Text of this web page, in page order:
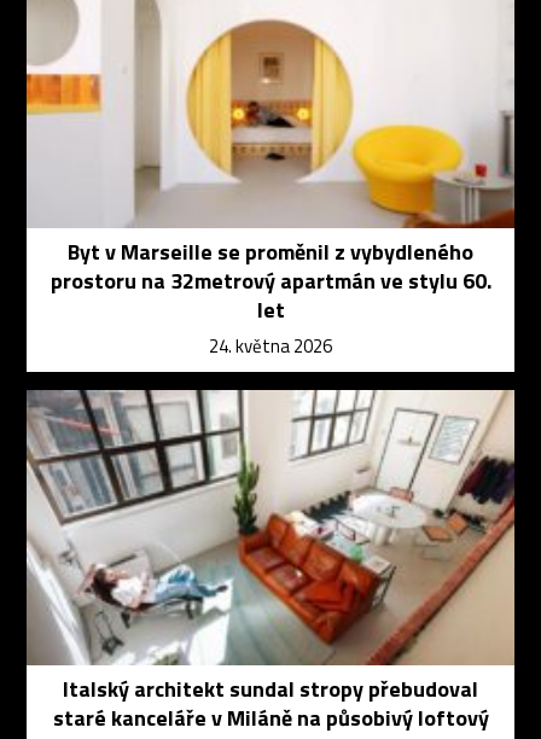
Byt v Marseille se proměnil z vybydleného
prostoru na 32metrový apartmán ve stylu 60.
let
24. května 2026
Italský architekt sundal stropy přebudoval
staré kanceláře v Miláně na působivý loftový